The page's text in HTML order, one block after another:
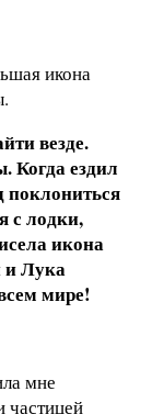
икона
везде.
Когда ездил
поклониться
с лодки,
икона
и Лука
мире!
мне
частицей